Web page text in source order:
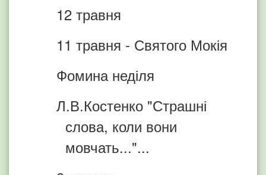
12 травня
11 травня - Святого Мокія
Фомина неділя
Л.В.Костенко "Страшні
слова, коли вони
мовчать..."...